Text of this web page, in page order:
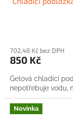
702,48 Kč bez DPH
850 Kč
Gelová chladící
nepotřebuje vodu,
Novinka